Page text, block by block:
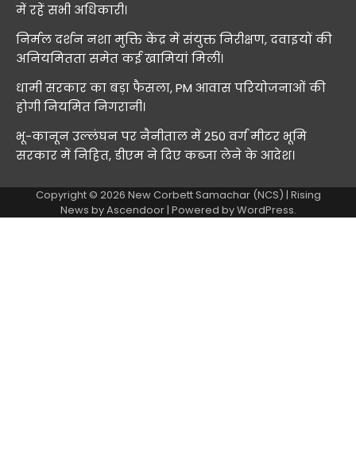
में रहें सभी अधिकारी।
निर्मल दर्शन नशा मुक्ति केंद्र में संयुक्त निरीक्षण, दवाइयों की
अनियमितता समेत कई खामियां मिलीं।
धामी सरकार का बड़ा फैसला, PM आवास परियोजनाओं की
होगी नियमित निगरानी।
भू-कानून उल्लंघन पर नैनीताल में 250 वर्ग मीटर भूमि
सरकार में निहित, डीएम ने दिए कब्जा लेने के आदेश।
Copyright © 2026 New Corbett Samachar (NCS) | Rising
News byAscendoor| Powered byWordPress.